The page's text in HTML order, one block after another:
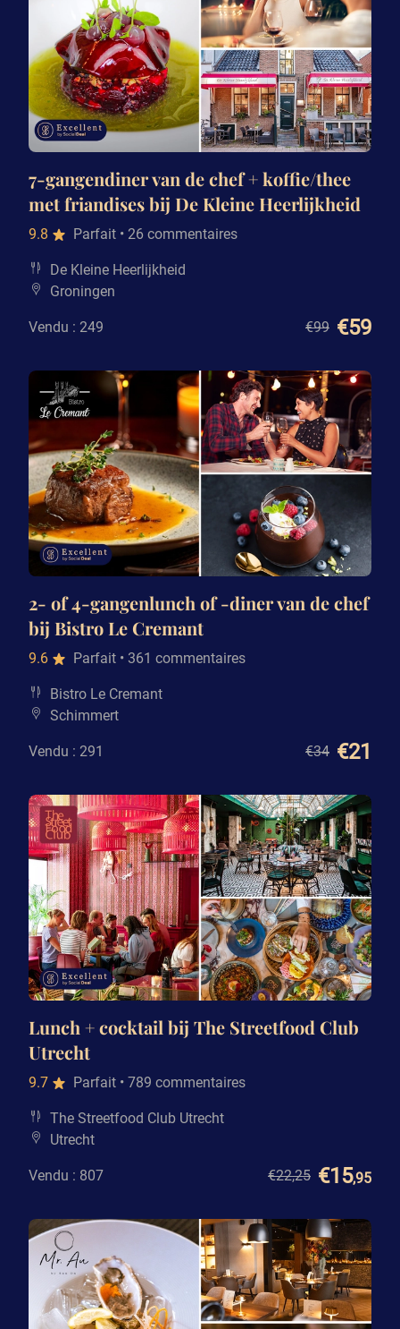
7-gangendiner van de chef + koffie/thee
met friandises bij De Kleine Heerlijkheid
9.8 Parfait • 26 commentaires
De Kleine Heerlijkheid
Groningen
Vendu : 249 €99 €59
2- of 4-gangenlunch of -diner van de chef
bij Bistro Le Cremant
9.6 Parfait • 361 commentaires
Bistro Le Cremant
Schimmert
Vendu : 291 €34 €21
Lunch + cocktail bij The Streetfood Club
Utrecht
9.7 Parfait • 789 commentaires
The Streetfood Club Utrecht
Utrecht
Vendu : 807 €22,25 €15,95